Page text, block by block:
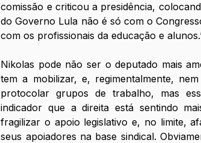
comissão e criticou a presidência,
do Governo Lula não é só com o
com os profissionais da educação e
Nikolas pode não ser o deputado mais
tem a mobilizar, e, regimentalmente,
protocolar grupos de trabalho, mas
indicador que a direita está sentindo
fragilizar o apoio legislativo e, no limite,
seus apoiadores na base sindical.